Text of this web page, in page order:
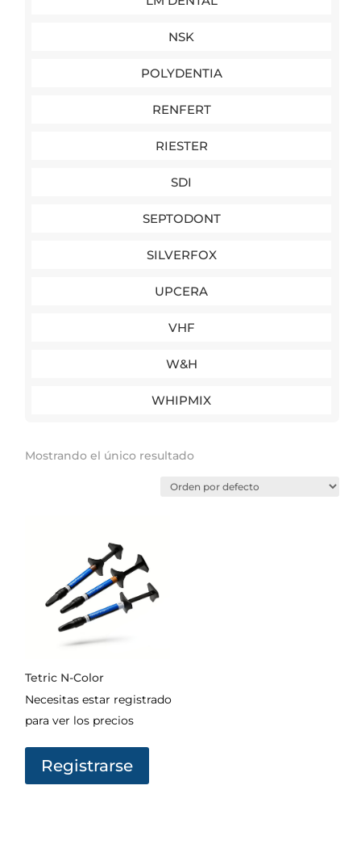
NSK
POLYDENTIA
RENFERT
RIESTER
SDI
SEPTODONT
SILVERFOX
UPCERA
VHF
W&H
WHIPMIX
Mostrando el único resultado
Tetric N-Color
Necesitas estar registrado
para ver los precios
Registrarse